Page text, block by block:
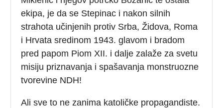
ekipa, je da se Stepinac i nakon silnih
strahota učinjenih protiv Srba, Židova, Roma
i Hrvata sredinom 1943. glavom i bradom
pred papom Piom XII. i dalje zalaže za svetu
misiju priznavanja i spašavanja monstruozne
tvorevine NDH!
Ali sve to ne zanima katoličke propagandiste.